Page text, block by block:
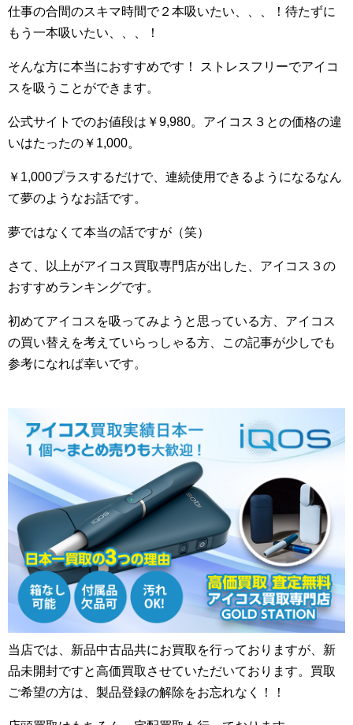
仕事の合間のスキマ時間で２本吸いたい、、、！待たずに
もう一本吸いたい、、、！
そんな方に本当におすすめです！ ストレスフリーでアイコ
スを吸うことができます。
公式サイトでのお値段は￥9,980。アイコス３との価格の違
いはたったの￥1,000。
￥1,000プラスするだけで、連続使用できるようになるなん
て夢のようなお話です。
夢ではなくて本当の話ですが（笑）
さて、以上がアイコス買取専門店が出した、アイコス３の
おすすめランキングです。
初めてアイコスを吸ってみようと思っている方、アイコス
の買い替えを考えていらっしゃる方、この記事が少しでも
参考になれば幸いです。
当店では、新品中古品共にお買取を行っておりますが、新
品未開封ですと高価買取させていただいております。買取
ご希望の方は、製品登録の解除をお忘れなく！！